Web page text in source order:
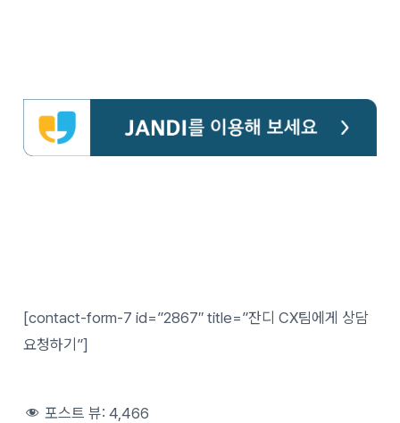
[contact-form-7 id=”2867″ title=”잔디 CX팀에게 상담
요청하기”]
포스트 뷰:4,466